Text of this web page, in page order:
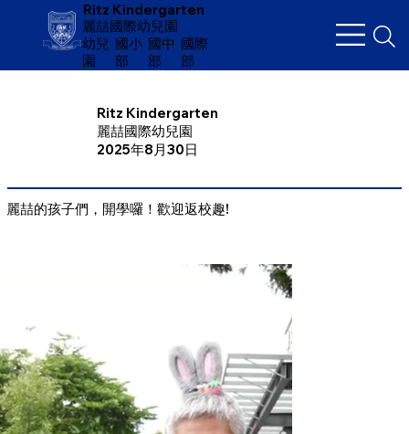
Ritz Kindergarten
麗喆國際幼兒園
幼兒
園
​國小
部
國中
部
國際
部
Ritz Kindergarten
麗喆國際幼兒園
2025年8月30日
麗喆的孩子們，開學囉！歡迎返校趣!